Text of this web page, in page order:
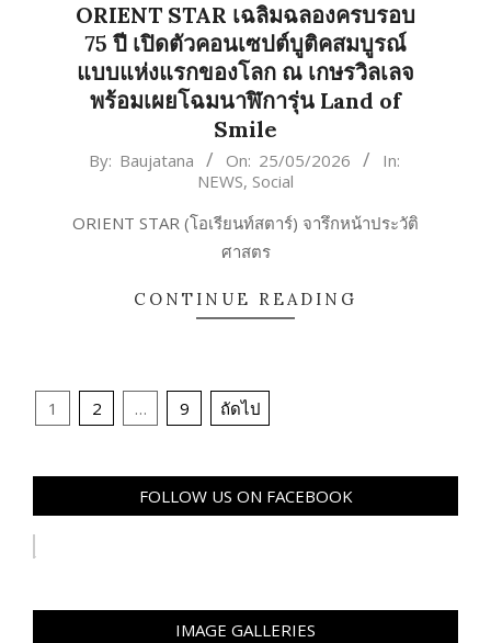
ORIENT STAR เฉลิมฉลองครบรอบ
75 ปี เปิดตัวคอนเซปต์บูติคสมบูรณ์
แบบแห่งแรกของโลก ณ เกษรวิลเลจ
พร้อมเผยโฉมนาฬิการุ่น Land of
Smile
2026-
25
By: Baujatana On: 25/05/2026
In:
NEWS, Social
ORIENT STAR (โอเรียนท์สตาร์) จารึกหน้าประวัติ
ศาสตร
CONTINUE READING
Posts
1 2 … 9 ถัดไป
FOLLOW US ON FACEBOOK
IMAGE GALLERIES